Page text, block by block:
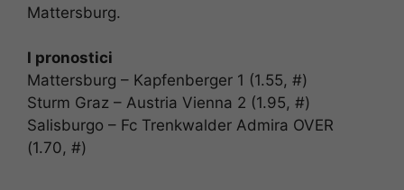
Mattersburg.
I pronostici
Mattersburg – Kapfenberger 1 (1.55, #)
Sturm Graz – Austria Vienna 2 (1.95, #)
Salisburgo – Fc Trenkwalder Admira OVER
(1.70, #)